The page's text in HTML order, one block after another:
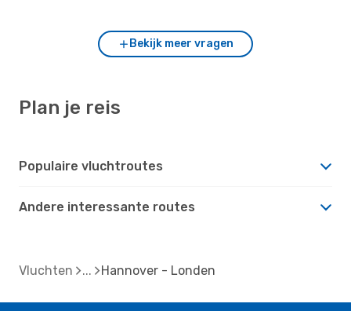
Bekijk meer vragen
Plan je reis
Populaire vluchtroutes
Andere interessante routes
Vluchten Hannover - Londen